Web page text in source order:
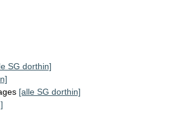
SG dorthin]
[alle SG dorthin]